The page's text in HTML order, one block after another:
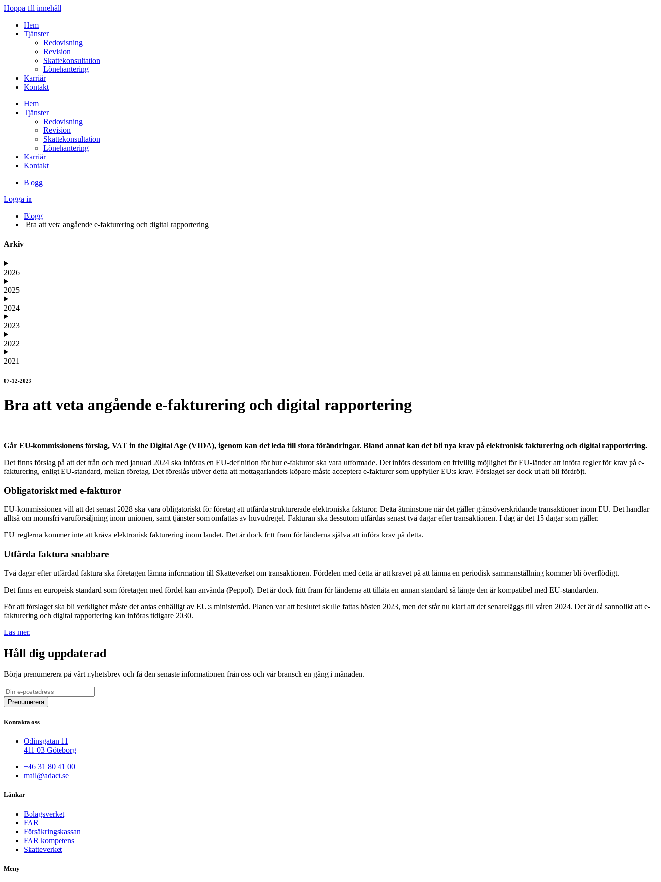
Hoppa till innehåll
Hem
Tjänster
Redovisning
Revision
Skattekonsultation
Lönehantering
Karriär
Kontakt
Hem
Tjänster
Redovisning
Revision
Skattekonsultation
Lönehantering
Karriär
Kontakt
Blogg
Logga in
Blogg
Bra att veta angående e-fakturering och digital rapportering
Arkiv
2026
2025
2024
2023
2022
2021
07-12-2023
Bra att veta angående e-fakturering och digital rapportering
Går EU-kommissionens förslag, VAT in the Digital Age (VIDA), igenom kan det leda till stora förändringar. Bland annat kan det bli nya krav på elektronisk fakturering och digital rapportering.
Det finns förslag på att det från och med januari 2024 ska införas en EU-definition för hur e-fakturor ska vara utformade. Det införs dessutom en frivillig möjlighet för EU-länder att införa regler för krav på e-
fakturering, enligt EU-standard, mellan företag. Det föreslås utöver detta att mottagarlandets köpare måste acceptera e-fakturor som uppfyller EU:s krav. Förslaget ser dock ut att bli fördröjt.
Obligatoriskt med e-fakturor
EU-kommissionen vill att det senast 2028 ska vara obligatoriskt för företag att utfärda strukturerade elektroniska fakturor. Detta åtminstone när det gäller gränsöverskridande transaktioner inom EU. Det handlar
alltså om momsfri varuförsäljning inom unionen, samt tjänster som omfattas av huvudregel. Fakturan ska dessutom utfärdas senast två dagar efter transaktionen. I dag är det 15 dagar som gäller.
EU-reglerna kommer inte att kräva elektronisk fakturering inom landet. Det är dock fritt fram för länderna själva att införa krav på detta.
Utfärda faktura snabbare
Två dagar efter utfärdad faktura ska företagen lämna information till Skatteverket om transaktionen. Fördelen med detta är att kravet på att lämna en periodisk sammanställning kommer bli överflödigt.
Det finns en europeisk standard som företagen med fördel kan använda (Peppol). Det är dock fritt fram för länderna att tillåta en annan standard så länge den är kompatibel med EU-standarden.
För att förslaget ska bli verklighet måste det antas enhälligt av EU:s ministerråd. Planen var att beslutet skulle fattas hösten 2023, men det står nu klart att det senareläggs till våren 2024. Det är då sannolikt att e-
fakturering och digital rapportering kan införas tidigare 2030.
Läs mer.
Håll dig uppdaterad
Börja prenumerera på vårt nyhetsbrev och få den senaste informationen från oss och vår bransch en gång i månaden.
Kontakta oss
Odinsgatan 11
411 03 Göteborg
+46 31 80 41 00
mail@adact.se
Länkar
Bolagsverket
FAR
Försäkringskassan
FAR kompetens
Skatteverket
Meny